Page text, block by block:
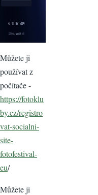
Můžete ji
používat z
počítače -
https://fotoklu
by.cz/registro
vat-socialni-
site-
fotofestival-
eu/
Můžete ji